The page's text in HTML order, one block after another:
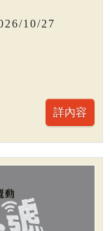
10/27